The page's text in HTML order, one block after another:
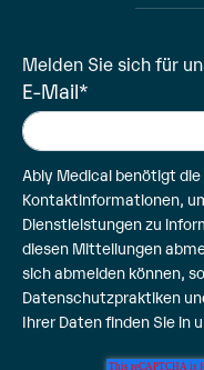
Melden Sie sich für
E-Mail*
Ably Medical benötigt
Kontaktinformationen,
Dienstleistungen zu
diesen Mitteilungen
sich abmelden können,
Datenschutzpraktiken
Ihrer Daten finden Sie in